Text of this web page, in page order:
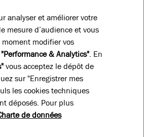
à la
Prix GlobalHT
analyser et améliorer votre
mesure d’audience et vous
modifier vos
"Performance & Analytics". En
vous acceptez le dépôt de
sur "Enregistrer mes
les cookies techniques
déposés. Pour plus
de données